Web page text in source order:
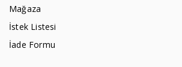
Mağaza
İstek Listesi
İade Formu